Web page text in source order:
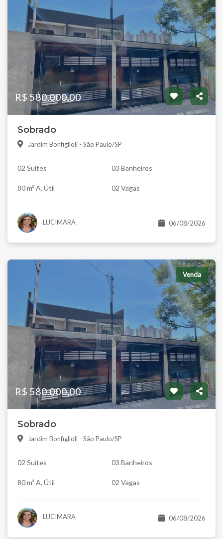
R$ 580.000,00
Sobrado
Jardim Bonfiglioli - São Paulo/SP
02 Suítes 03 Banheiros
80 m² A. Útil 02 Vagas
LUCIMARA 06/08/2026
Venda
R$ 580.000,00
Sobrado
Jardim Bonfiglioli - São Paulo/SP
02 Suítes 03 Banheiros
80 m² A. Útil 02 Vagas
LUCIMARA 06/08/2026